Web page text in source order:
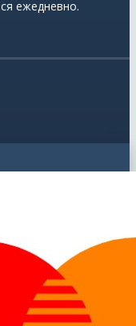
ежедневно.